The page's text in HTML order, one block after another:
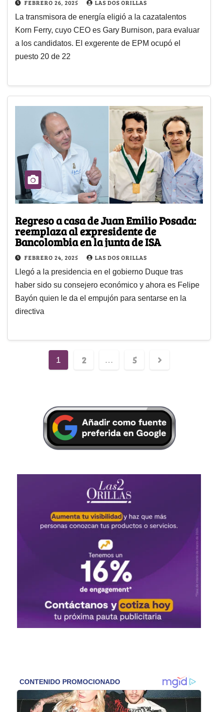
FEBRERO 26, 2025 LAS DOS ORILLAS
La transmisora de energía eligió a la cazatalentos
Korn Ferry, cuyo CEO es Gary Burnison, para evaluar
a los candidatos. El exgerente de EPM ocupó el
puesto 20 de 22
Regreso a casa de Juan Emilio Posada:
reemplaza al expresidente de
Bancolombia en la junta de ISA
FEBRERO 24, 2025 LAS DOS ORILLAS
Llegó a la presidencia en el gobierno Duque tras
haber sido su consejero económico y ahora es Felipe
Bayón quien le da el empujón para sentarse en la
directiva
1 2 … 5